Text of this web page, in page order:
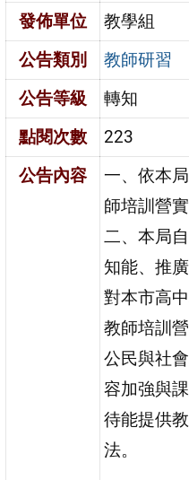
發佈單位
教學組
公告類別
教師研習
公告等級
轉知
點閱次數
223
公告內容
一、依本
師培訓營
二、本局
知能、推
對本市高
教師培訓
公民與社
容加強與
待能提供
法。